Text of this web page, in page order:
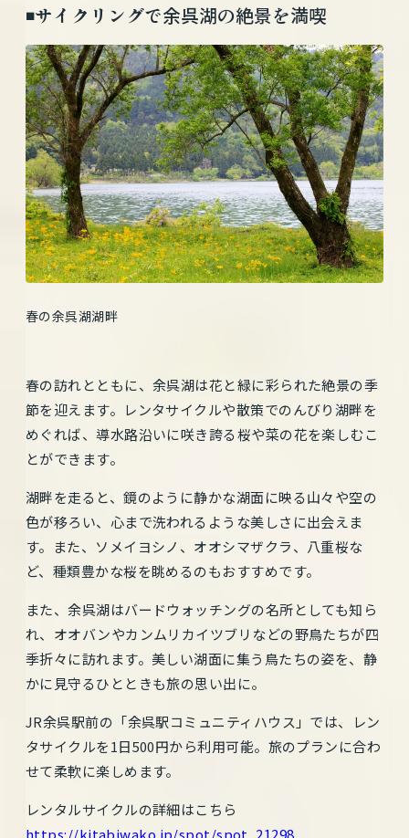
◾️サイクリングで余呉湖の絶景を満喫
春の余呉湖湖畔
春の訪れとともに、余呉湖は花と緑に彩られた絶景の季
節を迎えます。レンタサイクルや散策でのんびり湖畔を
めぐれば、導水路沿いに咲き誇る桜や菜の花を楽しむこ
とができます。
湖畔を走ると、鏡のように静かな湖面に映る山々や空の
色が移ろい、心まで洗われるような美しさに出会えま
す。また、ソメイヨシノ、オオシマザクラ、八重桜な
ど、種類豊かな桜を眺めるのもおすすめです。
また、余呉湖はバードウォッチングの名所としても知ら
れ、オオバンやカンムリカイツブリなどの野鳥たちが四
季折々に訪れます。美しい湖面に集う鳥たちの姿を、静
かに見守るひとときも旅の思い出に。
JR余呉駅前の「余呉駅コミュニティハウス」では、レン
タサイクルを1日500円から利用可能。旅のプランに合わ
せて柔軟に楽しめます。
レンタルサイクルの詳細はこちら
https://kitabiwako.jp/spot/spot_21298